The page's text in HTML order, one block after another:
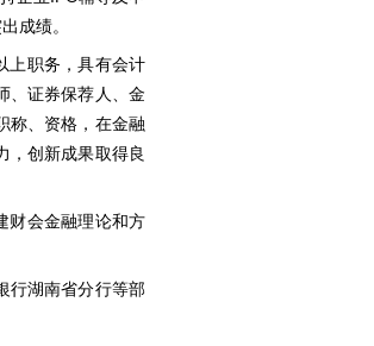
成绩。
上职务，具有会计
、证券保荐人、金
称、资格，在金融
，创新成果取得良
财会金融理论和方
行湖南省分行等部